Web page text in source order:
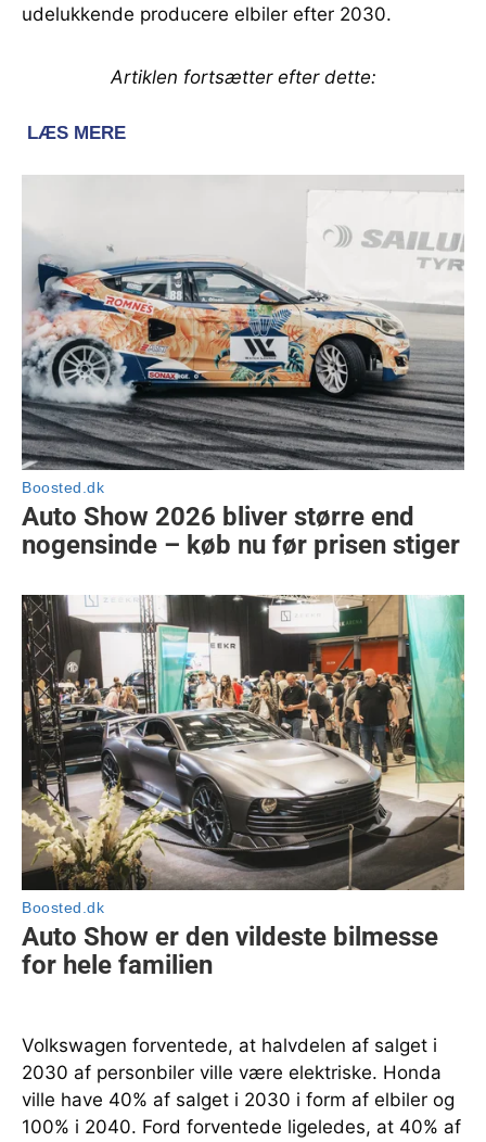
udelukkende producere elbiler efter 2030.
Artiklen fortsætter efter dette:
Volkswagen forventede, at halvdelen af salget i
2030 af personbiler ville være elektriske. Honda
ville have 40% af salget i 2030 i form af elbiler og
100% i 2040. Ford forventede ligeledes, at 40% af